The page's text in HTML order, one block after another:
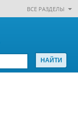
ВСЕ РАЗДЕЛЫ